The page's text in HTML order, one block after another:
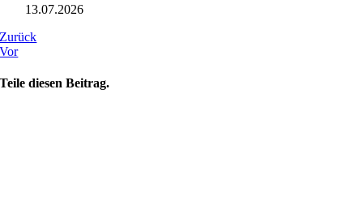
13.07.2026
Zurück
Vor
Teile diesen Beitrag.